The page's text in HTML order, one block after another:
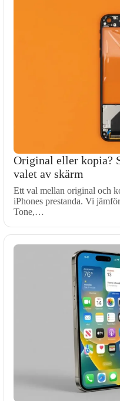
Original eller kopia?
valet av skärm
Ett val mellan original och
iPhones prestanda. Vi
Tone,…